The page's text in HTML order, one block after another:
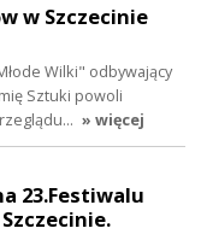
w Szczecinie
Wilki" odbywający
Sztuki powoli
» więcej
23.Festiwalu